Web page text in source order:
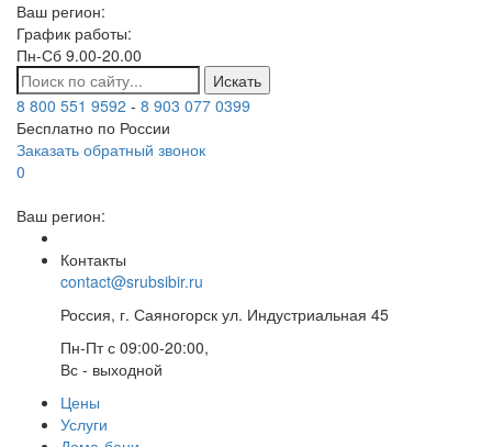
Ваш регион:
График работы:
Пн-Сб 9.00-20.00
Искать
8 800 551 9592 - 8 903 077 0399
Бесплатно по России
Заказать обратный звонок
0
Ваш регион:
Контакты
contact@srubsibir.ru
Россия, г. Саяногорск ул. Индустриальная 45
Пн-Пт с 09:00-20:00,
Вс - выходной
Цены
Услуги